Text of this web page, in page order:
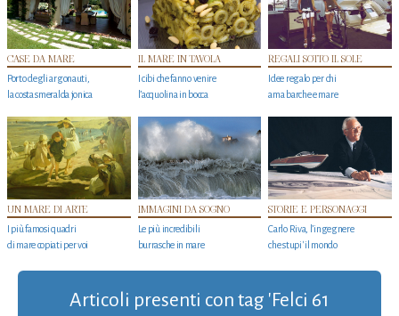
CASE DA MARE
Porto degli argonauti,
la costa smeralda jonica
IL MARE IN TAVOLA
I cibi che fanno venire
l’acquolina in bocca
REGALI SOTTO IL SOLE
Idee regalo per chi
ama barche e mare
UN MARE DI ARTE
I più famosi quadri
di mare copiati per voi
IMMAGINI DA SOGNO
Le più incredibili
burrasche in mare
STORIE E PERSONAGGI
Carlo Riva, l’ingegnere
che stupi' il mondo
Articoli presenti con tag 'Felci 61